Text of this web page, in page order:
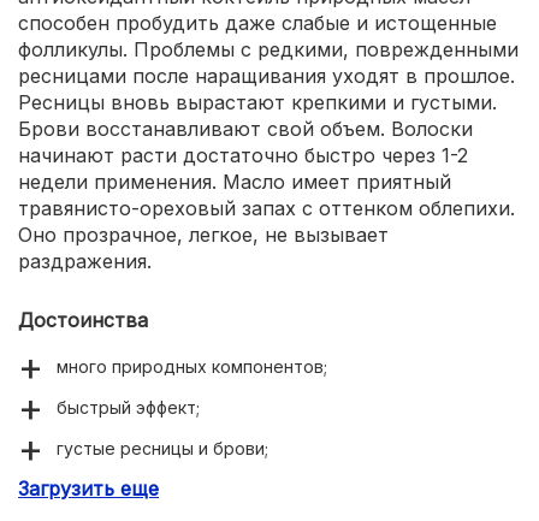
способен пробудить даже слабые и истощенные
фолликулы. Проблемы с редкими, поврежденными
ресницами после наращивания уходят в прошлое.
Ресницы вновь вырастают крепкими и густыми.
Брови восстанавливают свой объем. Волоски
начинают расти достаточно быстро через 1-2
недели применения. Масло имеет приятный
травянисто-ореховый запах с оттенком облепихи.
Оно прозрачное, легкое, не вызывает
раздражения.
Достоинства
много природных компонентов;
быстрый эффект;
густые ресницы и брови;
приятный аромат;
Загрузить еще